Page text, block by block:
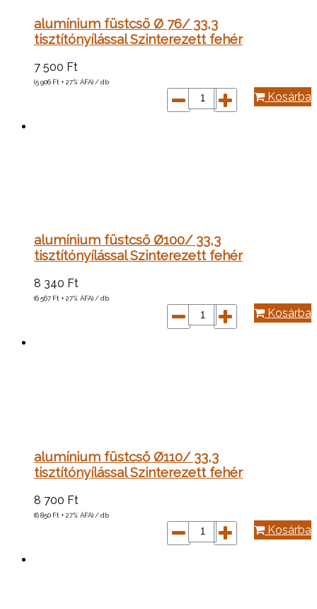
alumínium füstcsö Ø 76/ 33,3
tisztítónyílással Szinterezett fehér
7 500 Ft
(5 906 Ft + 27% ÁFA) / db
Kosárba
alumínium füstcső Ø100/ 33,3
tisztítónyílással Szinterezett fehér
8 340 Ft
(6 567 Ft + 27% ÁFA) / db
Kosárba
alumínium füstcső Ø110/ 33,3
tisztítónyílással Szinterezett fehér
8 700 Ft
(6 850 Ft + 27% ÁFA) / db
Kosárba